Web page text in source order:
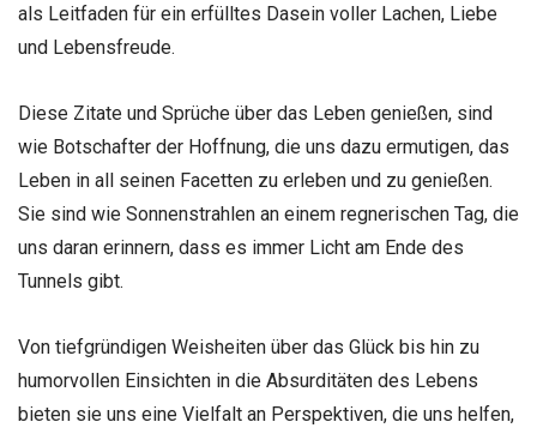
als Leitfaden für ein erfülltes Dasein voller Lachen, Liebe
und Lebensfreude.
Diese Zitate und Sprüche über das Leben genießen, sind
wie Botschafter der Hoffnung, die uns dazu ermutigen, das
Leben in all seinen Facetten zu erleben und zu genießen.
Sie sind wie Sonnenstrahlen an einem regnerischen Tag, die
uns daran erinnern, dass es immer Licht am Ende des
Tunnels gibt.
Von tiefgründigen Weisheiten über das Glück bis hin zu
humorvollen Einsichten in die Absurditäten des Lebens
bieten sie uns eine Vielfalt an Perspektiven, die uns helfen,